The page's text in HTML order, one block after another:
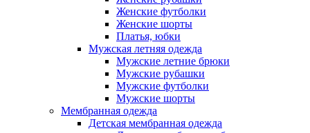
Женские футболки
Женские шорты
Платья, юбки
Мужская летняя одежда
Мужские летние брюки
Мужские рубашки
Мужские футболки
Мужские шорты
Мембранная одежда
Детская мембранная одежда